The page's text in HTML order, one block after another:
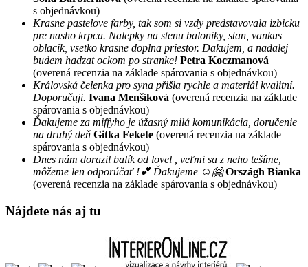
s objednávkou)
Krasne pastelove farby, tak som si vzdy predstavovala izbicku
pre nasho krpca. Nalepky na stenu baloniky, stan, vankus
oblacik, vsetko krasne doplna priestor. Dakujem, a nadalej
budem hadzat ockom po stranke! Petra Koczmanová
(overená recenzia na základe spárovania s objednávkou)
Královská čelenka pro syna přišla rychle a materiál kvalitní.
Doporučuji. Ivana Menšíková (overená recenzia na základe
spárovania s objednávkou)
Ďakujeme za miffyho je úžasný milá komunikácia, doručenie
na druhý deň Gitka Fekete (overená recenzia na základe
spárovania s objednávkou)
Dnes nám dorazil balík od lovel , veľmi sa z neho tešíme,
môžeme len odporúčať !💕 Ďakujeme ☺️🤗 Országh Bianka
(overená recenzia na základe spárovania s objednávkou)
Nájdete nás aj tu